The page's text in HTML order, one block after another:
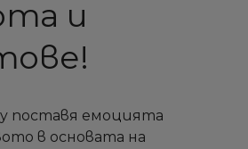
и
поставя емоцията
в основата на